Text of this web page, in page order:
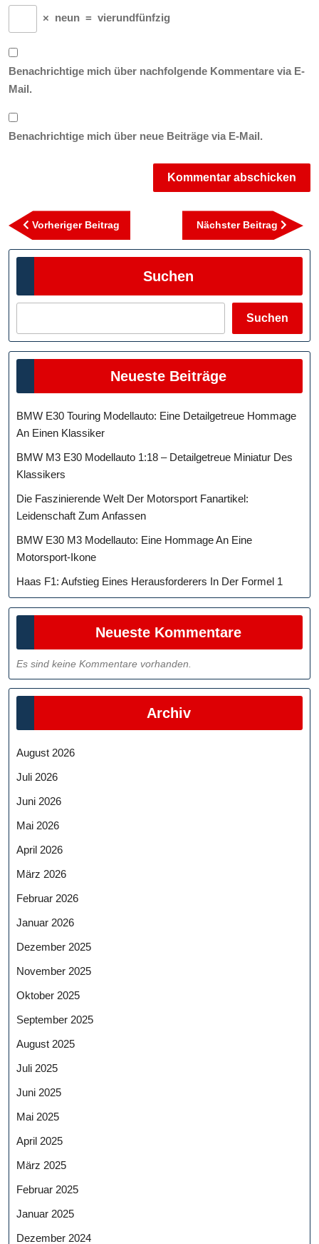
× neun = vierundfünfzig
Benachrichtige mich über nachfolgende Kommentare via E-
Mail.
Benachrichtige mich über neue Beiträge via E-Mail.
Beitragsnavigation
Vorheriger Beitrag
Beitrag
Nächster Beitrag
Suchen
Suchen
Neueste Beiträge
BMW E30 Touring Modellauto: Eine Detailgetreue Hommage
An Einen Klassiker
BMW M3 E30 Modellauto 1:18 – Detailgetreue Miniatur Des
Klassikers
Die Faszinierende Welt Der Motorsport Fanartikel:
Leidenschaft Zum Anfassen
BMW E30 M3 Modellauto: Eine Hommage An Eine
Motorsport-Ikone
Haas F1: Aufstieg Eines Herausforderers In Der Formel 1
Neueste Kommentare
Es sind keine Kommentare vorhanden.
Archiv
August 2026
Juli 2026
Juni 2026
Mai 2026
April 2026
März 2026
Februar 2026
Januar 2026
Dezember 2025
November 2025
Oktober 2025
September 2025
August 2025
Juli 2025
Juni 2025
Mai 2025
April 2025
März 2025
Februar 2025
Januar 2025
Dezember 2024